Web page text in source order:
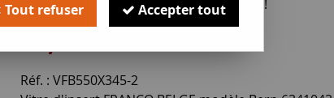
Soyez le premier à donner votre avis !
93,00€TTC
Réf. : VFB550X345-2
Tout refuser Accepter tout